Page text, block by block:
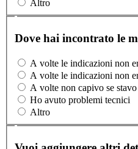
Altro
Dove hai incontrato le
A volte le indicazioni non
A volte le indicazioni non
A volte non capivo se
Ho avuto problemi tecnici
Altro